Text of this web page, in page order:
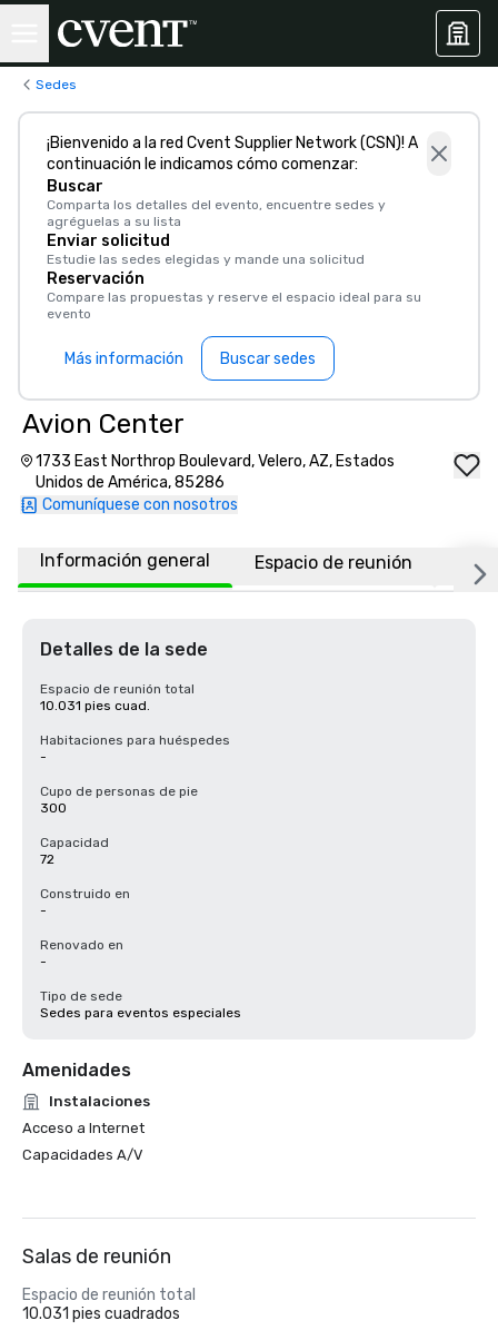
Sedes
¡Bienvenido a la red Cvent Supplier Network (CSN)! A
continuación le indicamos cómo comenzar:
Buscar
Comparta los detalles del evento, encuentre sedes y
agréguelas a su lista
Enviar solicitud
Estudie las sedes elegidas y mande una solicitud
Reservación
Compare las propuestas y reserve el espacio ideal para su
evento
Más información Buscar sedes
Avion Center
1733 East Northrop Boulevard, Velero, AZ, Estados
Unidos de América, 85286
Comuníquese con nosotros
Información general Espacio de reunión
Detalles de la sede
Espacio de reunión total
10.031 pies cuad.
Habitaciones para huéspedes
-
Cupo de personas de pie
300
Capacidad
72
Construido en
-
Renovado en
-
Tipo de sede
Sedes para eventos especiales
Amenidades
Instalaciones
Acceso a Internet
Capacidades A/V
Salas de reunión
Espacio de reunión total
10.031 pies cuadrados